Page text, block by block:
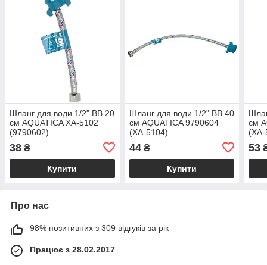
Шланг для води 1/2" ВВ 20
см AQUATICA XA-5102
(9790602)
38 ₴
Купити
Шланг для води 1/2" ВВ 40
см AQUATICA 9790604
(XA-5104)
44₴
Купити
см
53
Про нас
98% позитивних з 309 відгуків за рік
Працює з 28.02.2017